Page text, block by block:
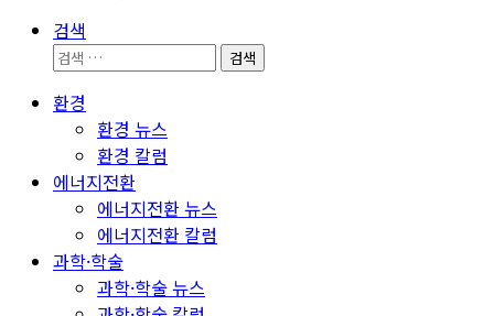
검색
검
환경
환경 뉴스
환경 칼럼
에너지전환
에너지전환 뉴스
에너지전환 칼럼
과학·학술
과학·학술 뉴스